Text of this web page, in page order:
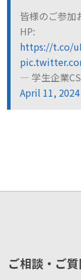
皆様のご参加
HP:
https://t.co/
— 学生企業
April 11, 2024
ご相談・ご